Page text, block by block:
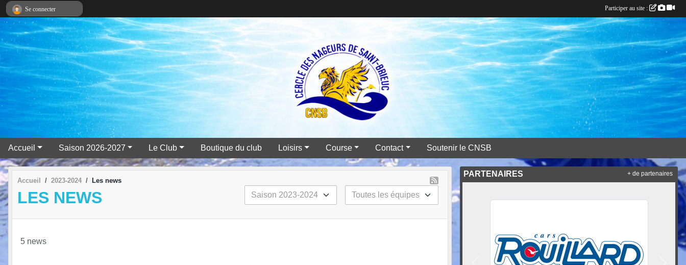
Accueil Saison 2026-2027 Le Club Boutique du club Loisirs Course Contact Soutenir le CNSB
Accueil 2023-2024 Les news
LES NEWS
5 news
PARTENAIRES + de partenaires
Se connecter Participer au site :
Panneau de gestion des cookies